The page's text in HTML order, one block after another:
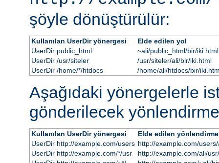
şöyle dönüştürülür:
Kullanılan UserDir yönergesi
Elde edilen yol
UserDir public_html
~ali/public_html/bir/iki.html
UserDir /usr/siteler
/usr/siteler/ali/bir/iki.html
UserDir /home/*/htdocs
/home/ali/htdocs/bir/
Aşağıdaki yönergelerle
gönderilecek
Kullanılan UserDir yönergesi
Elde edilen yönlendirme
UserDir http://example.com/users http://example.com/
UserDir http://example.com/*/usr
http://example.com/ali/